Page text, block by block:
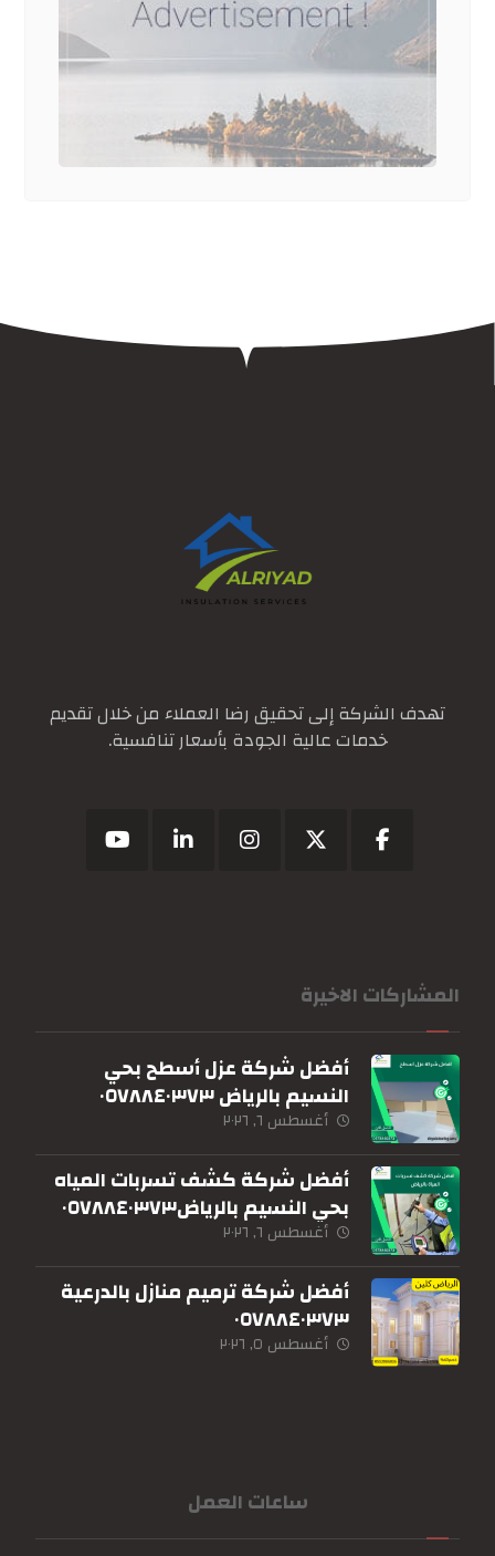
تهدف الشركة إلى تحقيق رضا العملاء من خلال تقديم
خدمات عالية الجودة بأسعار تنافسية.
المشاركات الاخيرة
أفضل شركة عزل أسطح بحي
النسيم بالرياض ٠٥٧٨٨٤٠٣٧٣
أغسطس ٦, ٢٠٢٦
أفضل شركة كشف تسربات المياه
بحي النسيم بالرياض٠٥٧٨٨٤٠٣٧٣
أغسطس ٦, ٢٠٢٦
أفضل شركة ترميم منازل بالدرعية
٠٥٧٨٨٤٠٣٧٣
أغسطس ٥, ٢٠٢٦
ساعات العمل